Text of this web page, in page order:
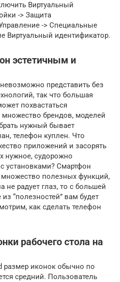
Виртуальный
-> Защита
-> Специальные
Виртуальный идентификатор.
эстетичным и
представить без
так что большая
похвастаться
брендов, моделей
нужный бывает
телефон куплен. Что
приложений и засорять
нужное, судорожно
установками? Смартфон
множество полезных функций,
не радует глаз, то с большей
“полезностей” вам будет
как сделать телефон
рабочего стола на
размер иконок обычно по
средний. Пользователь